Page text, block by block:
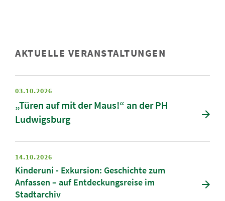
AKTUELLE VERANSTALTUNGEN
03.10.2026
„Türen auf mit der Maus!“ an der PH
Ludwigsburg
14.10.2026
Kinderuni - Exkursion: Geschichte zum
Anfassen – auf Entdeckungsreise im
Stadtarchiv